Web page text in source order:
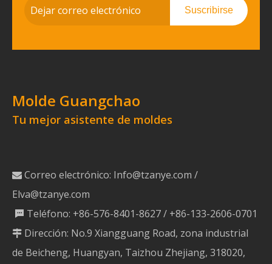
Suscribirse
Molde Guangchao
Tu mejor asistente de moldes
 Correo electrónico: Info@tzanye.com /
Elva@tzanye.com
 Teléfono: +86-576-8401-8627 / +86-133-2606-0701
 Dirección: No.9 Xiangguang Road, zona industrial
de Beicheng, Huangyan, Taizhou Zhejiang, 318020,